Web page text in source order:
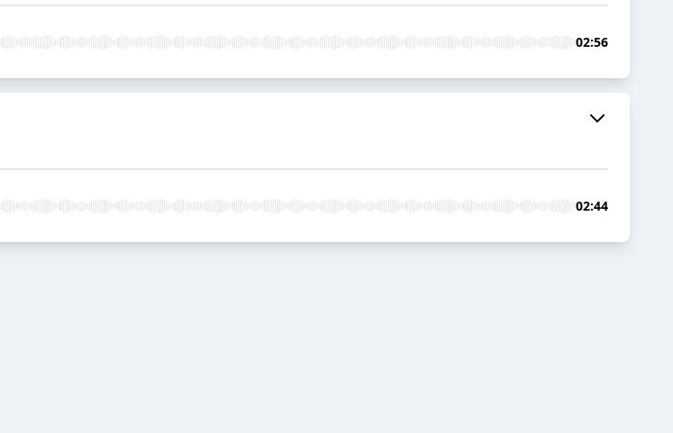
02:56
02:44